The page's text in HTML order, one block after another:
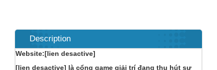
Description
Website:[lien desactive]
[lien desactive] là cổng game giải trí đang thu hút sự